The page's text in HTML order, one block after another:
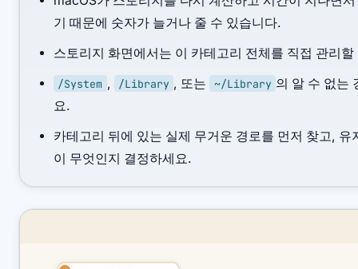
기 때문에 숫자가 늘거나 줄 수 있습니다.
스토리지 화면에서는 이 카테고리 전체를 직접 관리
/System , /Library , 또는 ~/Library 의 알 수 없는
요.
카테고리 뒤에 있는 실제 무거운 경로를 먼저 찾고,
이 무엇인지 결정하세요.